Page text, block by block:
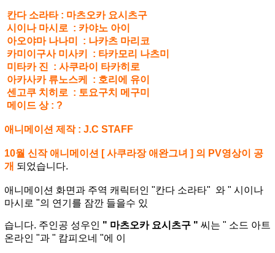
칸다 소라타 : 마츠오카 요시츠구
시이나 마시로 : 카야노 아이
아오야마 나나미 : 나카츠 마리코
카미이구사 미사키 : 타카모리 나츠미
미타카 진 : 사쿠라이 타카히로
아카사카 류노스케 : 호리에 유이
센고쿠 치히로 : 토요구치 메구미
메이드 상 : ?
애니메이션 제작 : J.C STAFF
10월 신작 애니메이션 [ 사쿠라장 애완그녀 ] 의 PV영상이 공
개 되었습니다.
애니메이션 화면과 주역 캐릭터인 "칸다 소라타" 와 " 시이나
마시로 "의 연기를 잠깐 들을수 있
습니다. 주인공 성우인 " 마츠오카 요시츠구 " 씨는 " 소드 아트
온라인 "과 " 캄피오네 "에 이